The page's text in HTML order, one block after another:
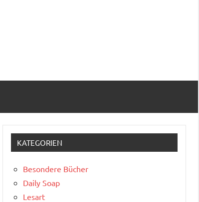
KATEGORIEN
Besondere Bücher
Daily Soap
Lesart